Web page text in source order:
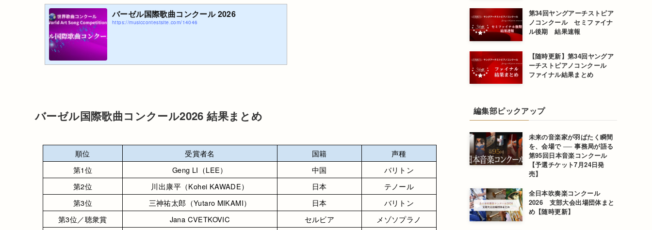
バーゼル国際歌曲コンクール 2026
https://musiccontestsite.com/14046
バーゼル国際歌曲コンクール2026 結果まとめ
順位 受賞者名 国籍
声種
第1位
Geng LI（LEE） 中国
バリトン
第2位
川出康平（Kohei KAWADE） 日本
テノール
第3位
三神祐太郎（Yutaro MIKAMI） 日本
バリトン
第3位／聴衆賞
Jana CVETKOVIC セルビア
メゾソプラノ
第34回ヤングアーチストピア
ノコンクール セミファイナ
ル後期 結果速報
【随時更新】第34回ヤングア
ーチストピアノコンクール
ファイナル結果まとめ
編集部ピックアップ
未来の音楽家が羽ばたく瞬間
を、会場で ── 事務局が語る
第95回日本音楽コンクール
【予選チケット7月24日発
売】
全日本吹奏楽コンクール
2026 支部大会出場団体まと
め【随時更新】